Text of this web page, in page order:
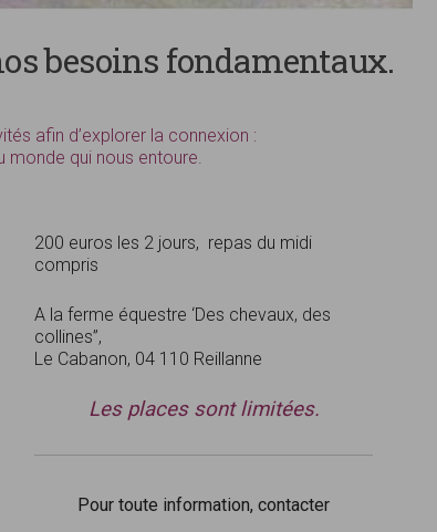
besoins fondamentaux.
afin d’explorer la connexion :
monde qui nous entoure.
200 euros les 2 jours, repas du midi
compris
A la ferme équestre ‘Des chevaux, des
collines”,
Le Cabanon, 04 110 Reillanne
Les places sont limitées.
Pour toute information, contacter